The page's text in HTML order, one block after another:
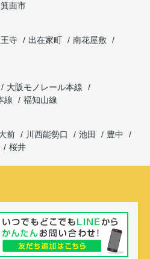
箕面市
寺 出在家町
南花屋敷
大阪モノレール本線
線
福知山線
前 川西能勢口 池田
豊中
桜井